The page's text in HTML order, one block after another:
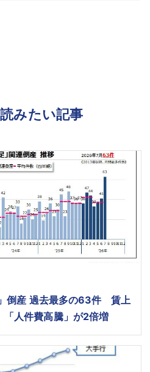
みたい記事
倒産 過去最多の63件 賃上
「人件費高騰」が2倍増